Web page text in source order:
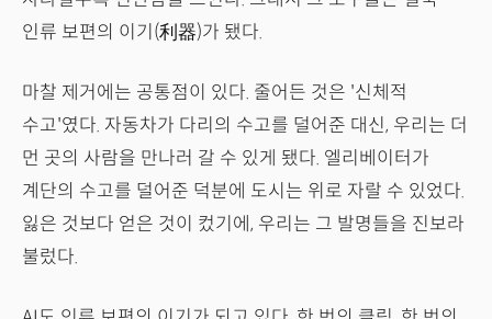
인류 보편의 이기(利器)가 됐다.
마찰 제거에는 공통점이 있다. 줄어든 것은 '신체적
수고'였다. 자동차가 다리의 수고를 덜어준 대신, 우리는 더
먼 곳의 사람을 만나러 갈 수 있게 됐다. 엘리베이터가
계단의 수고를 덜어준 덕분에 도시는 위로 자랄 수 있었다.
잃은 것보다 얻은 것이 컸기에, 우리는 그 발명들을 진보라
불렀다.